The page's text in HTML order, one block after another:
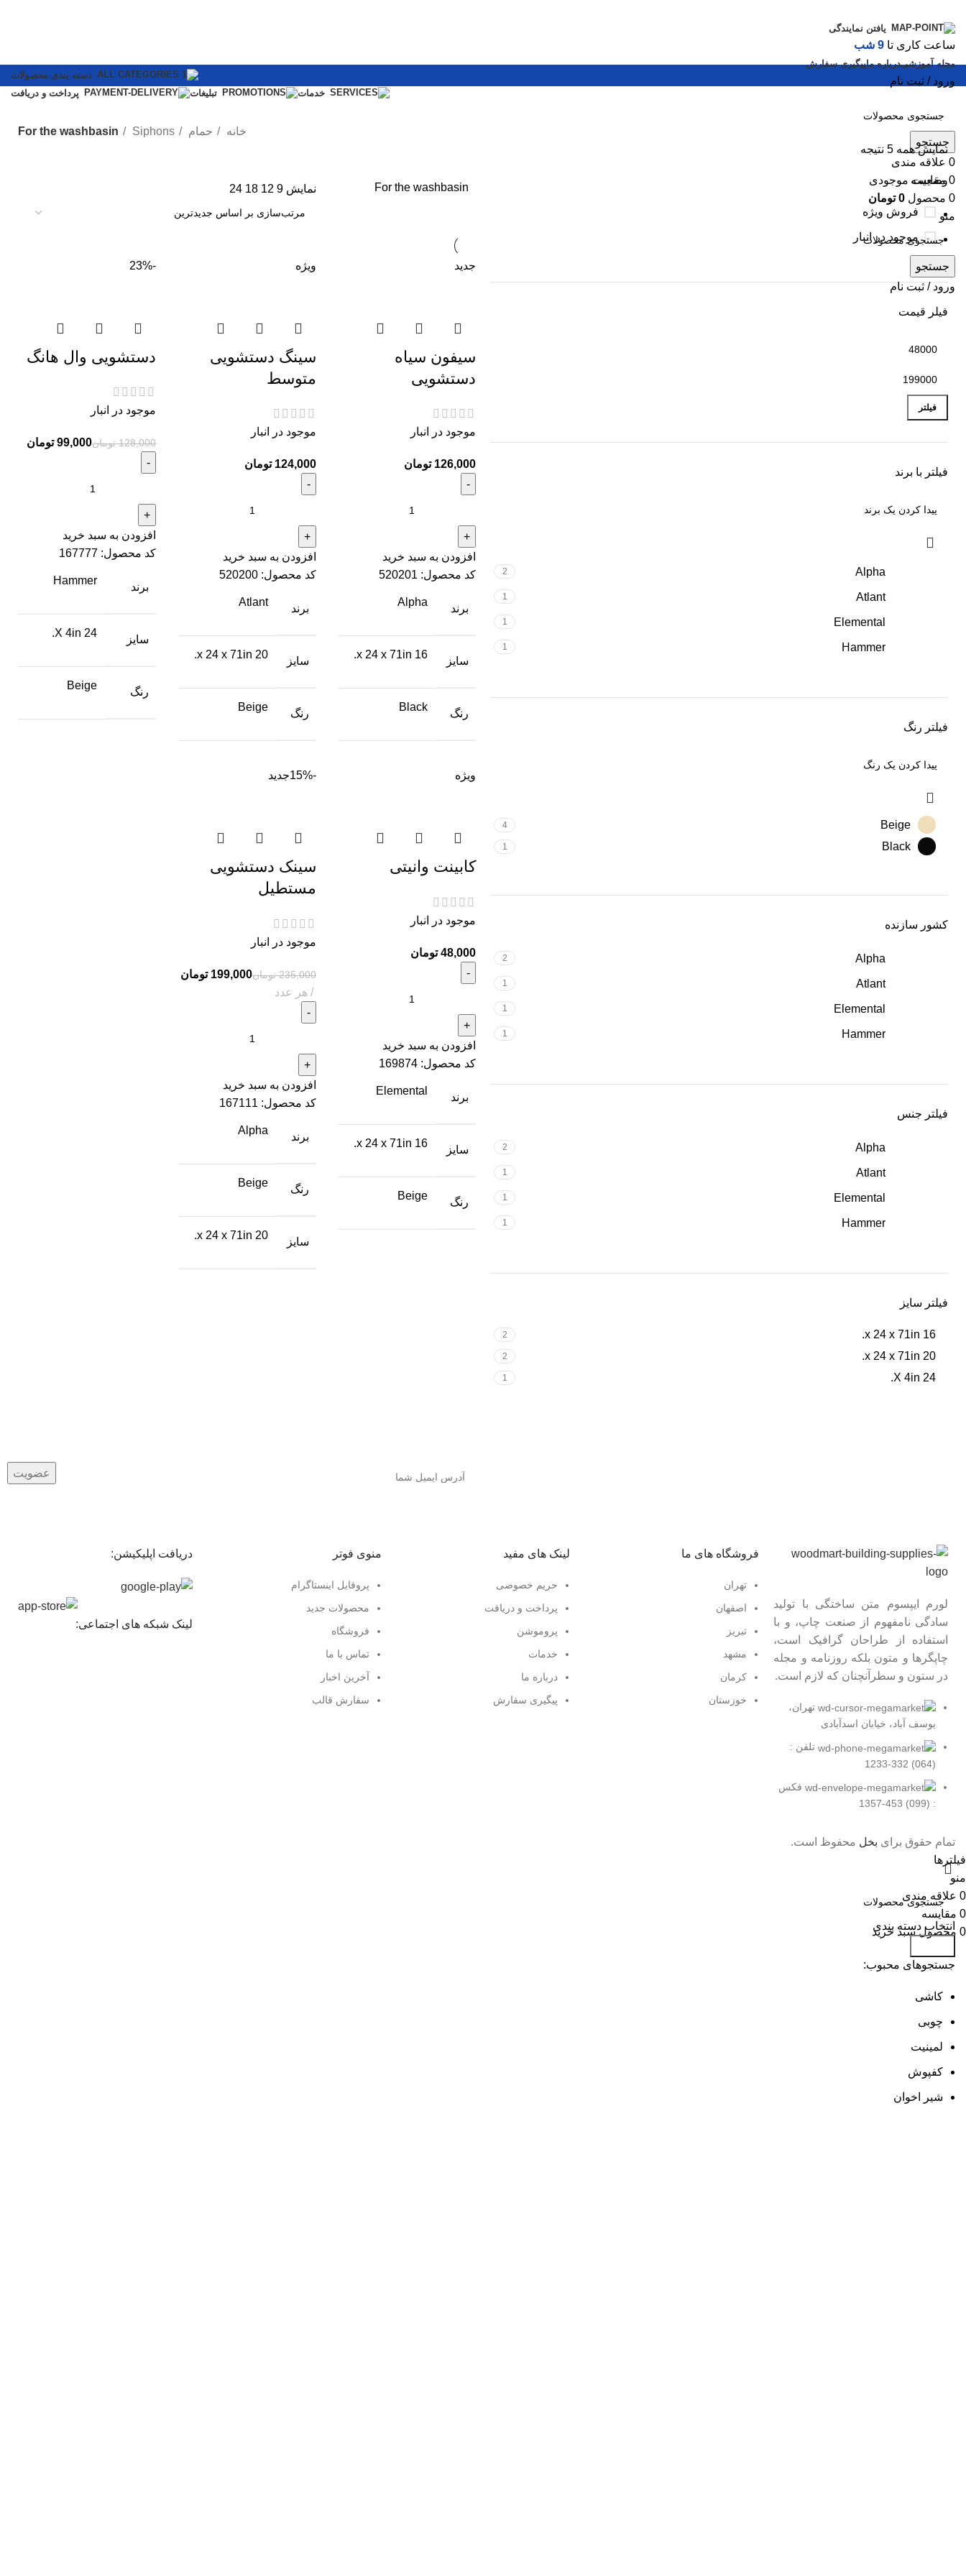
یافتن نمایندگی
ساعت کاری تا 9 شب
مجله آموزشیدرباره ماپیگیری سفارش
ورود / ثبت نام دسته بندی محصولات
خدمات تبلیغات پرداخت و دریافت
جستجو
0 علاقه مندی
0 مقایسه
0 محصول 0 تومان
منو
جستجو
ورود / ثبت نام
خانه حمام Siphons
For the washbasin
نمایش همه 5 نتیجه
وضعیت موجودی
فروش ویژه
موجود در انبار
فیلر قیمت
فیلتر
فیلتر با برند
Alpha
2
Atlant
1
Elemental
1
Hammer
1
فیلتر رنگ
Beige
4
Black
1
کشور سازنده
Alpha
2
Atlant
1
Elemental
1
Hammer
1
فیلتر جنس
Alpha
2
Atlant
1
Elemental
1
Hammer
1
فیلتر سایز
16 x 24 x 71in.
2
20 x 24 x 71in.
2
24 X 4in.
1
For the washbasin نمایش9
12
18
24
جدید
سیفون سیاه
دستشویی
موجود در انبار
تومان
افزودن به سبد خرید
کد محصول: 520201
برند
Alpha
سایز
16 x 24 x 71in.
رنگ
Black
ویژه
سینگ دستشویی
متوسط
موجود در انبار
تومان
افزودن به سبد خرید
کد محصول:520200
برند
Atlant
سایز
20 x 24 x 71in.
رنگ
Beige
-23%
دستشویی وال هانگ
موجود در انبار
128,000 تومان99,000 تومان
افزودن به سبد خرید
کد محصول: 167777
برند
Hammer
سایز
24 X 4in.
رنگ
Beige
ویژه
کابینت وانیتی
موجود در انبار
تومان
افزودن به سبد خرید
کد محصول: 169874
برند
Elemental
سایز
16 x 24 x 71in.
رنگ
Beige
-15% جدید
سینک دستشویی
مستطیل
موجود در انبار
235,000 تومان199,000 تومان
افزودن به سبد خرید
کد محصول: 167111
برند
Alpha
رنگ
Beige
سایز
20 x 24 x 71in.
لورم ایپسوم متن ساختگی با تولید
سادگی نامفهوم از صنعت چاپ، و با
استفاده از طراحان گرافیک است،
چاپگرها و متون بلکه روزنامه و مجله
در ستون و سطرآنچنان که لازم است.
تهران،
یوسف آباد، خیابان اسدآبادی
تلفن :
(064) 332-1233
فکس
: (099) 453-1357
فروشگاه های ما
تهران
اصفهان
تبریز
مشهد
کرمان
خوزستان
لینک های مفید
حریم خصوصی
پرداخت و دریافت
پروموشن
خدمات
درباره ما
پیگیری سفارش
منوی فوتر
پروفایل اینستاگرام
محصولات جدید
فروشگاه
تماس با ما
آخرین اخبار
سفارش قالب
دریافت اپلیکیشن:
لینک شبکه های اجتماعی:
تمام حقوق برای بخل محفوظ است.
انتخاب دسته بندی
جستجوهای محبوب:
کاشی
چوبی
لمینیت
کفپوش
شیر اخوان
فیلترها
منو
0 علاقه مندی
0 مقایسه
0 محصول سبد خرید